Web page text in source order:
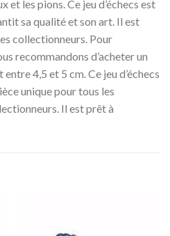
et les pions. Ce jeu d’échecs est
sa qualité et son art. Il est
collectionneurs. Pour
recommandons d’acheter un
4,5 et 5 cm. Ce jeu d’échecs
unique pour tous les
Il est prêt à